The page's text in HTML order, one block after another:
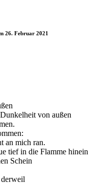
26. Februar 2021
von außen
an mich ran.
tief in die Flamme hinein
Schein